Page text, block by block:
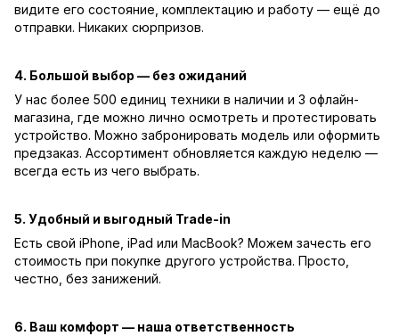
видите его состояние, комплектацию и работу — ещё до
отправки. Никаких сюрпризов.
4. Большой выбор — без ожиданий
У нас более 500 единиц техники в наличии и 3 офлайн-
магазина, где можно лично осмотреть и протестировать
устройство. Можно забронировать модель или оформить
предзаказ. Ассортимент обновляется каждую неделю —
всегда есть из чего выбрать.
5. Удобный и выгодный Trade-in
Есть свой iPhone, iPad или MacBook? Можем зачесть его
стоимость при покупке другого устройства. Просто,
честно, без занижений.
6. Ваш комфорт — наша ответственность